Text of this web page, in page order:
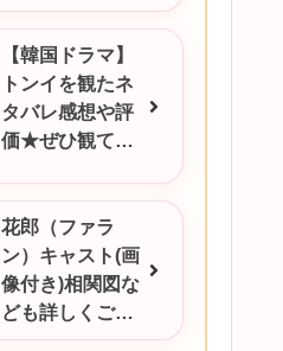
ご紹介★
【韓国ドラマ】
トンイを観たネ
タバレ感想や評
価★ぜひ観てほ
花郎（ファラ
ン）キャスト(画
像付き)相関図な
ども詳しくご紹
介★